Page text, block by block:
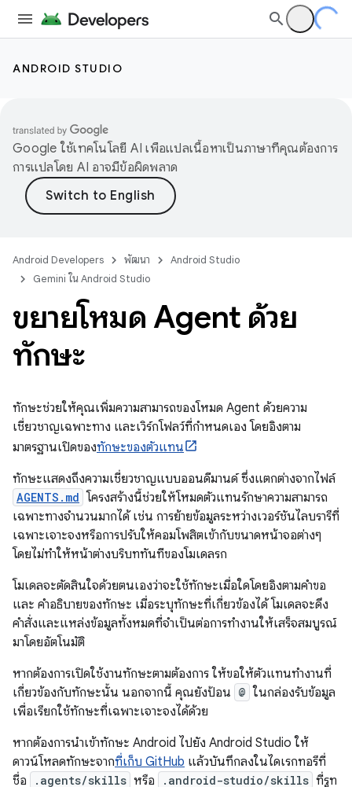
ANDROID STUDIO
Google ใช้เทคโนโลยี AI เพื่อแปลเนื้อหาเป็นภาษาที่คุณต้องการ
การแปลโดย AI อาจมีข้อผิดพลาด
Android Developers พัฒนา
Android Studio
Gemini ใน Android Studio
ขยายโหมด Agent ด้วย
ทักษะ
ทักษะช่วยให้คุณเพิ่มความสามารถของโหมด Agent ด้วยความ
เชี่ยวชาญเฉพาะทาง และเวิร์กโฟลว์ที่กำหนดเอง โดยอิงตาม
มาตรฐานเปิดของทักษะของตัวแทน
ทักษะแสดงถึงความเชี่ยวชาญแบบออนดีมานด์ ซึ่งแตกต่างจากไฟล์
AGENTS.md โครงสร้างนี้ช่วยให้โหมดตัวแทนรักษาความสามารถ
เฉพาะทางจำนวนมากได้ เช่น การย้ายข้อมูลระหว่างเวอร์ชันไลบรารีที่
เฉพาะเจาะจงหรือการปรับให้คอมโพสิตเข้ากับขนาดหน้าจอต่างๆ
โดยไม่ทำให้หน้าต่างบริบททันทีของโมเดลรก
โมเดลจะตัดสินใจด้วยตนเองว่าจะใช้ทักษะเมื่อใดโดยอิงตามคำขอ
และ คำอธิบายของทักษะ เมื่อระบุทักษะที่เกี่ยวข้องได้ โมเดลจะดึง
คำสั่งและแหล่งข้อมูลทั้งหมดที่จำเป็นต่อการทำงานให้เสร็จสมบูรณ์
มาโดยอัตโนมัติ
หากต้องการเปิดใช้งานทักษะตามต้องการ ให้ขอให้ตัวแทนทำงานที่
เกี่ยวข้องกับทักษะนั้น นอกจากนี้ คุณยังป้อน @ ในกล่องรับข้อมูล
เพื่อเรียกใช้ทักษะที่เฉพาะเจาะจงได้ด้วย
หากต้องการนำเข้าทักษะ Android ไปยัง Android Studio ให้
ดาวน์โหลดทักษะจากที่เก็บ GitHub แล้วบันทึกลงในไดเรกทอรีที่
ชื่อ
.agents/skills หรือ .android-studio/skills ที่รูท